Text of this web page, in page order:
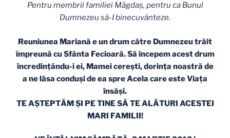
Pentru membrii familiei Măgdaş, pentru ca Bunul
Dumnezeu să-I binecuvânteze.
Reuniunea Mariană e un drum către Dumnezeu trăit
împreună cu Sfânta Fecioară. Să începem acest drum
încredinţându-i ei, Mamei cereşti, dorinţa noastră de
a ne lăsa conduşi de ea spre Acela care este Viaţa
însăşi.
TE AŞTEPTĂM ŞI PE TINE SĂ TE ALĂTURI ACESTEI
MARI FAMILII!